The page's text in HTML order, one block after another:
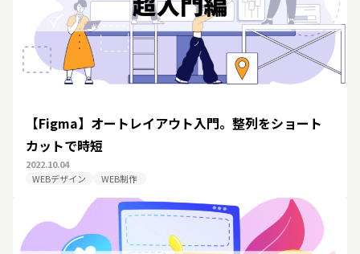
【Figma】オートレイアウト入門。整列をショート
カットで時短
2022.10.04
WEBデザイン
WEB制作